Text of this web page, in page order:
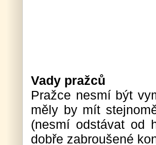
Vady pražců
Pražce nesmí být
měly by mít
(nesmí odstávat od
dobře zabroušené